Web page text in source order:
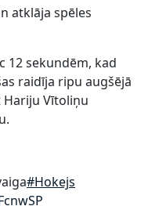
atklāja spēles
12 sekundēm, kad
raidīja ripu augšējā
Hariju Vītoliņu
#Hokejs